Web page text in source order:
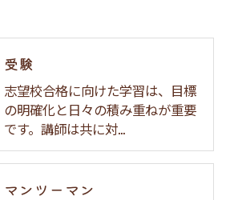
受験
志望校合格に向けた学習は、目標
の明確化と日々の積み重ねが重要
です。講師は共に対…
マンツーマン